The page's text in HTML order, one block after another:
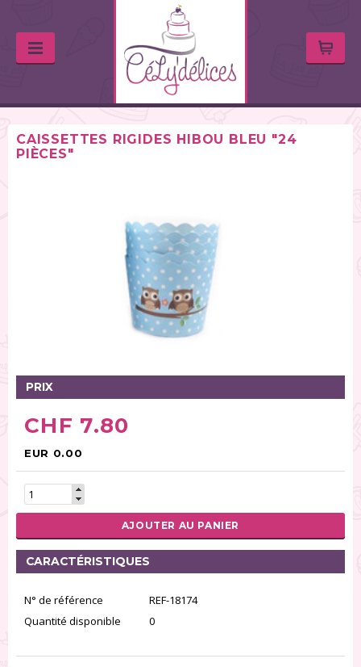
CAISSETTES RIGIDES HIBOU BLEU "24
PIÈCES"
PRIX
CHF 7.80
EUR 0.00
AJOUTER AU PANIER
CARACTÉRISTIQUES
N° de référence
REF-18174
Quantité disponible
0